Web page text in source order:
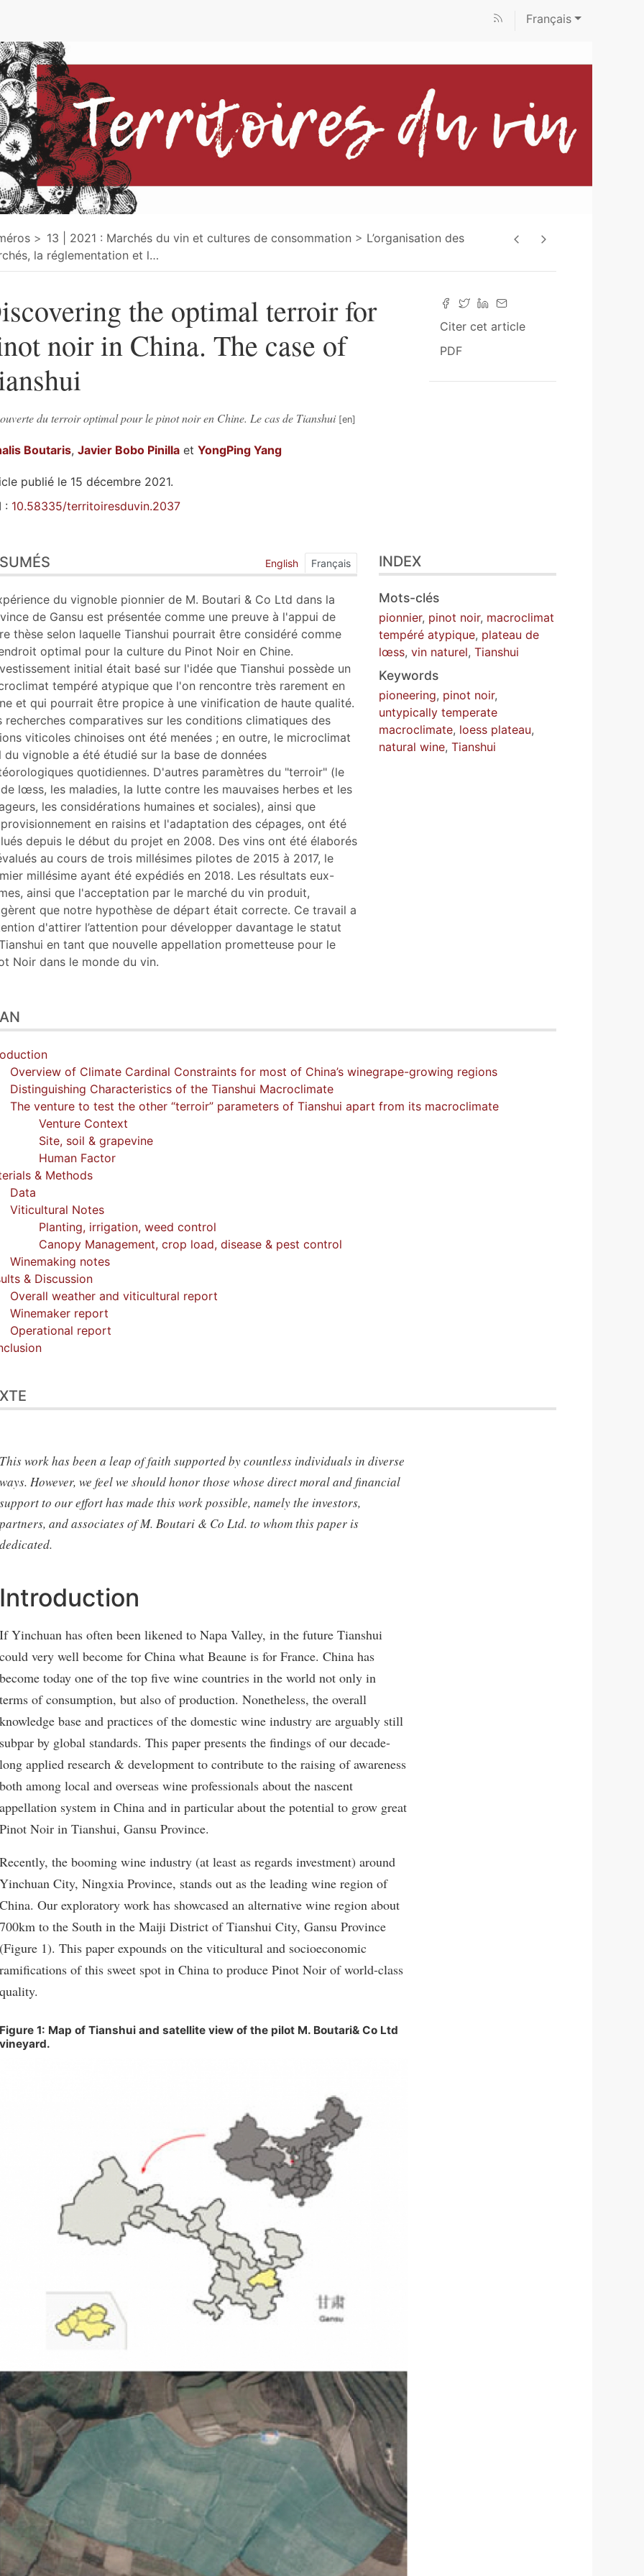
Français
13 | 2021 : Marchés du vin et cultures de consommation
L’organisation des
la réglementation et l…
Citer cet article
PDF
the optimal terroir for
noir in China. The case of
du terroir optimal pour le pinot noir en Chine. Le cas de Tianshui
Boutaris, Javier Bobo Pinilla et YongPing Yang
publié le 15 décembre 2021.
: 10.58335/territoiresduvin.2037
cet article
English Français
du vignoble pionnier de M. Boutari & Co Ltd dans la
de Gansu est présentée comme une preuve à l'appui de
thèse selon laquelle Tianshui pourrait être considéré comme
optimal pour la culture du Pinot Noir en Chine.
initial était basé sur l'idée que Tianshui possède un
tempéré atypique que l'on rencontre très rarement en
et qui pourrait être propice à une vinification de haute qualité.
recherches comparatives sur les conditions climatiques des
viticoles chinoises ont été menées ; en outre, le microclimat
du vignoble a été étudié sur la base de données
quotidiennes. D'autres paramètres du "terroir" (le
lœss, les maladies, la lutte contre les mauvaises herbes et les
les considérations humaines et sociales), ainsi que
en raisins et l'adaptation des cépages, ont été
depuis le début du projet en 2008. Des vins ont été élaborés
au cours de trois millésimes pilotes de 2015 à 2017, le
millésime ayant été expédiés en 2018. Les résultats eux-
ainsi que l'acceptation par le marché du vin produit,
que notre hypothèse de départ était correcte. Ce travail a
d'attirer l’attention pour développer davantage le statut
en tant que nouvelle appellation prometteuse pour le
Noir dans le monde du vin.
INDEX
Mots-clés
pionnier, pinot noir, macroclimat
tempéré atypique, plateau de
lœss,vin naturel,Tianshui
Keywords
pioneering, pinot noir,
untypically temperate
macroclimate, loess plateau,
natural wine,Tianshui
Overview of Climate Cardinal Constraints for most of China’s winegrape-growing regions
Distinguishing Characteristics of the Tianshui Macroclimate
The venture to test the other “terroir” parameters of Tianshui apart from its macroclimate
Venture Context
Site, soil & grapevine
Human Factor
& Methods
Data
Viticultural Notes
Planting, irrigation, weed control
Canopy Management, crop load, disease & pest control
Winemaking notes
& Discussion
Overall weather and viticultural report
Winemaker report
Operational report
This work has been a leap of faith supported by countless individuals in diverse
ways. However, we feel we should honor those whose direct moral and financial
support to our effort has made this work possible, namely the investors,
partners, and associates of M. Boutari & Co Ltd. to whom this paper is
dedicated.
Introduction
If Yinchuan has often been likened to Napa Valley, in the future Tianshui
could very well become for China what Beaune is for France. China has
become today one of the top five wine countries in the world not only in
terms of consumption, but also of production. Nonetheless, the overall
knowledge base and practices of the domestic wine industry are arguably still
subpar by global standards. This paper presents the findings of our decade-
long applied research & development to contribute to the raising of awareness
both among local and overseas wine professionals about the nascent
appellation system in China and in particular about the potential to grow great
Pinot Noir in Tianshui, Gansu Province.
Recently, the booming wine industry (at least as regards investment) around
Yinchuan City, Ningxia Province, stands out as the leading wine region of
China. Our exploratory work has showcased an alternative wine region about
700km to the South in the Maiji District of Tianshui City, Gansu Province
(Figure 1). This paper expounds on the viticultural and socioeconomic
ramifications of this sweet spot in China to produce Pinot Noir of world-class
quality.
Figure 1: Map of Tianshui and satellite view of the pilot M. Boutari& Co Ltd
vineyard.